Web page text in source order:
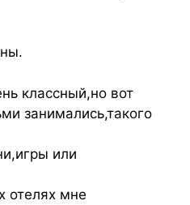
классный,но вот
занимались,такого
или
отелях мне